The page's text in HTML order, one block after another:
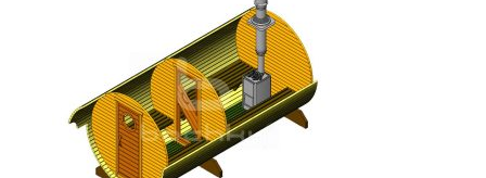
имеет
несколько
вариаций.
Опции
можно
выбрать
на
странице
товара.